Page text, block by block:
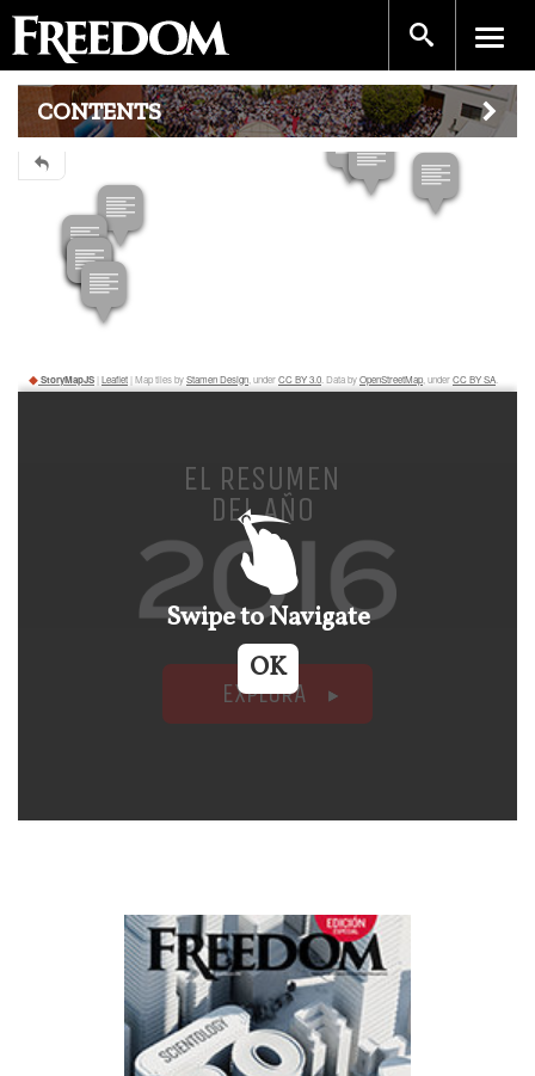
CONTENTS